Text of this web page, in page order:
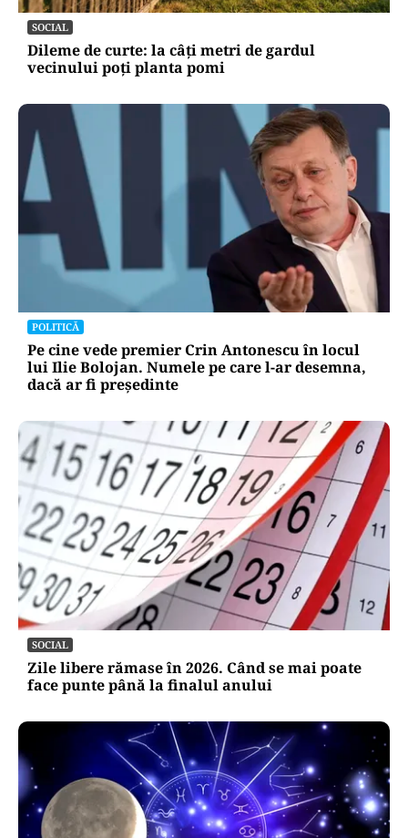
SOCIAL
Dileme de curte: la câți metri de gardul
vecinului poți planta pomi
POLITICĂ
Pe cine vede premier Crin Antonescu în locul
lui Ilie Bolojan. Numele pe care l-ar desemna,
dacă ar fi președinte
SOCIAL
Zile libere rămase în 2026. Când se mai poate
face punte până la finalul anului